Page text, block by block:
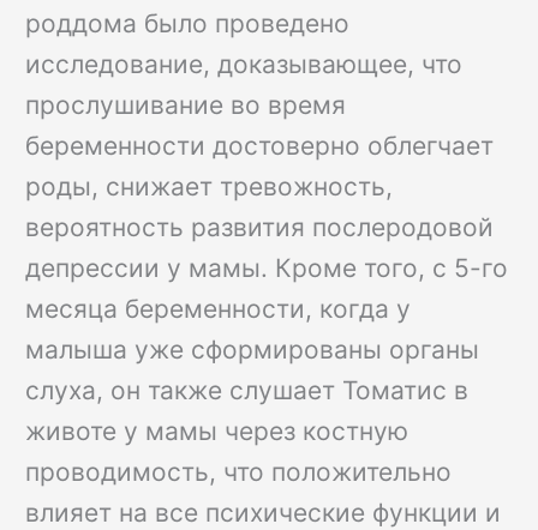
роддома было проведено
исследование, доказывающее, что
прослушивание во время
беременности достоверно облегчает
роды, снижает тревожность,
вероятность развития послеродовой
депрессии у мамы. Кроме того, с 5-го
месяца беременности, когда у
малыша уже сформированы органы
слуха, он также слушает Томатис в
животе у мамы через костную
проводимость, что положительно
влияет на все психические функции и